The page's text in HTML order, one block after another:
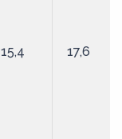
15,4 17,6